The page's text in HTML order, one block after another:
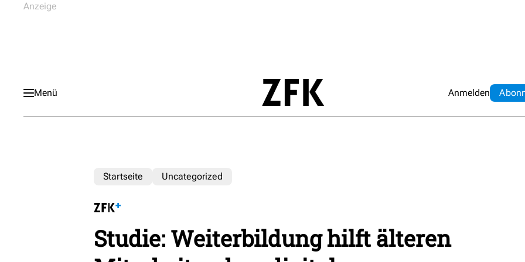
Menü Anmelden Abo
Startseite Uncategorized
Studie: Weiterbildung hilft älteren